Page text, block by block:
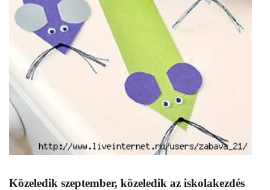
Közeledik szeptember, közeledik az iskolakezdés